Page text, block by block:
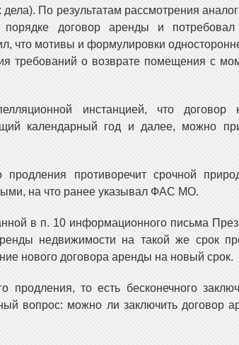
По результатам рассмотрения
договор аренды и потребовал
мотивы и формулировки
требований о возврате помещения с
инстанцией, что договор
календарный год и далее, можно
продления противоречит срочной
на что ранее указывал ФАС МО.
в п. 10 информационного письма
недвижимости на такой же срок
нового договора аренды на новый срок.
продления, то есть бесконечного
вопрос: можно ли заключить договор